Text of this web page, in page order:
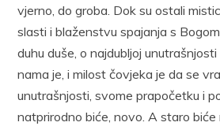
vjerno, do groba. Dok su ostali
slasti i blaženstvu spajanja s
duhu duše, o najdubljoj
nama je, i milost čovjeka je da se
unutrašnjosti, svome prapočetku i
natprirodno biće, novo. A staro biće